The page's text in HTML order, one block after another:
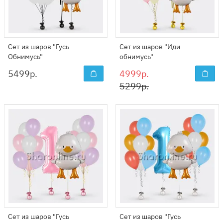
Сет из шаров "Гусь
Обнимусь"
5499р.
Сет из шаров "Иди
обнимусь"
4999р.
5299р.
Сет из шаров "Гусь Сет из шаров "Гусь